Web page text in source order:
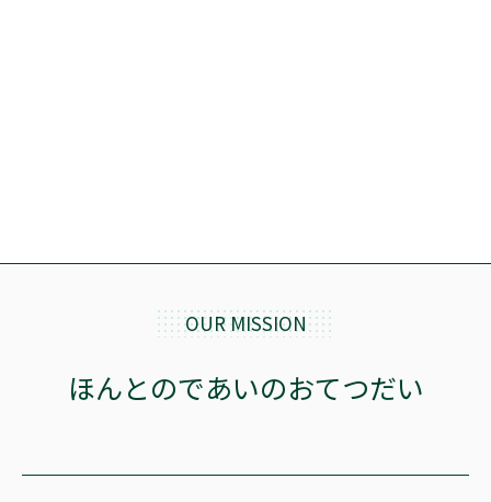
OUR MISSION
ほんとのであいのおてつだい